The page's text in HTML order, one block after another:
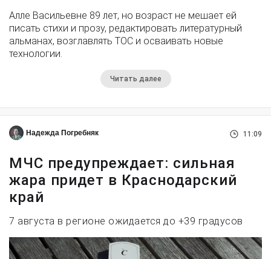
Алле Васильевне 89 лет, но возраст не мешает ей
писать стихи и прозу, редактировать литературный
альманах, возглавлять ТОС и осваивать новые
технологии.
Читать далее
Надежда Погребняк 11:09
МЧС предупреждает: сильная
жара придет в Краснодарский
край
7 августа в регионе ожидается до +39 градусов